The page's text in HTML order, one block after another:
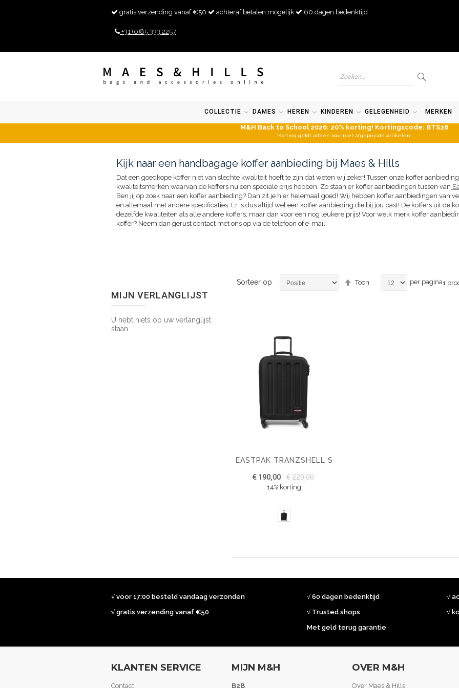
gratis verzending vanaf €50 achteraf betalen mogelijk 60 dagen bedenktijd
+31 (0)85 333 2257
COLLECTIE DAMES HEREN KINDEREN GELEGENHEID MERKEN
M&H Back to School 2026: 20% korting! Kortingscode: BTS26
*Korting geldt alleen voor niet afgeprijsde artikelen.
Kijk naar een handbagage koffer aanbieding bij Maes & Hills
Dat een goedkope koffer niet van slechte kwaliteit hoeft te zijn dat weten wij zeker! Tussen onze koffer
kwaliteitsmerken waarvan de koffers nu een speciale prijs hebben. Zo staan er koffer aanbiedingen tussen van
Ben jij op zoek naar een koffer aanbieding? Dan zit je hier helemaal goed! Wij hebben koffer aanbiedingen van
en allemaal met andere specificaties. Er is dus altijd wel een koffer aanbieding die bij jou past! De koffers uit de
dezelfde kwaliteiten als alle andere koffers, maar dan voor een nog leukere prijs! Voor welk merk koffer
koffer? Neem dan gerust contact met ons op via de telefoon of e-mail.
Sorteer op
Van
Toon per pagina1
EASTPAK TRANZSHELL S
€ 190,00 € 220,00
14% korting
MIJN VERLANGLIJST
U hebt niets op uw verlanglijst
staan.
√ voor 17:00 besteld vandaag verzonden
√ gratis verzending vanaf €50
√ 60 dagen bedenktijd
√ Trusted shops
Met geld terug garantie
√
√
KLANTEN SERVICE
Contact
MIJN M&H
B2B
OVER M&H
Over Maes & Hills